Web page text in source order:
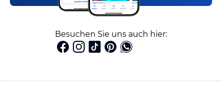
Besuchen Sie uns auch hier: